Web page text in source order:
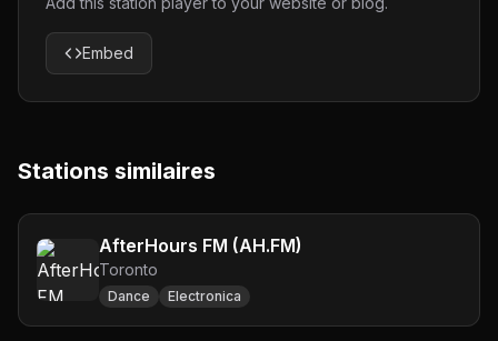
Embed
Stations similaires
AfterHours FM (AH.FM)
Toronto
Dance Electronica